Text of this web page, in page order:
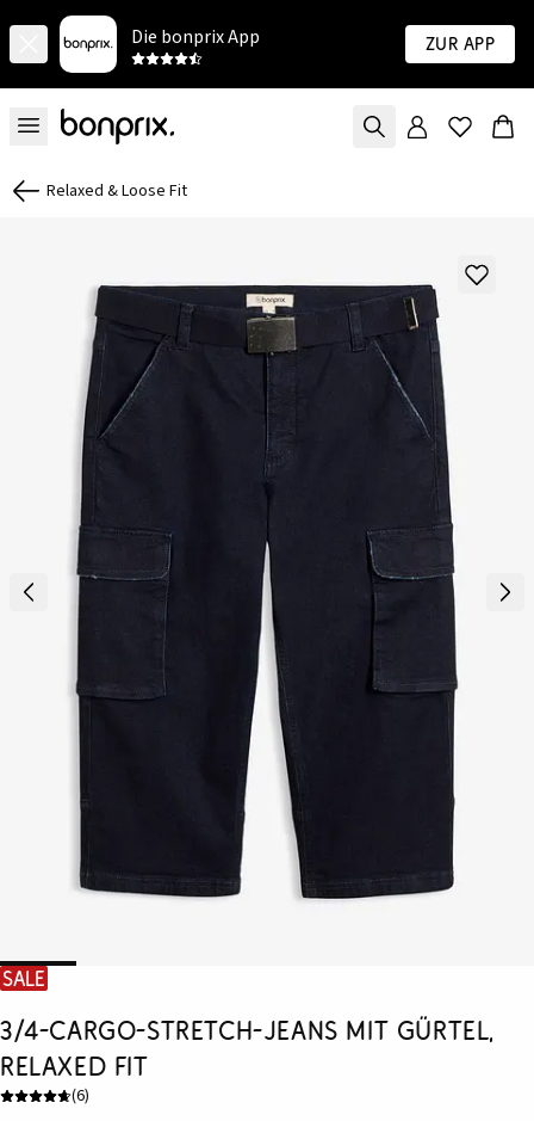
Die bonprix App Zur App
Relaxed & Loose Fit
SALE
3/4-Cargo-Stretch-Jeans mit Gürtel,
Relaxed Fit
(6)